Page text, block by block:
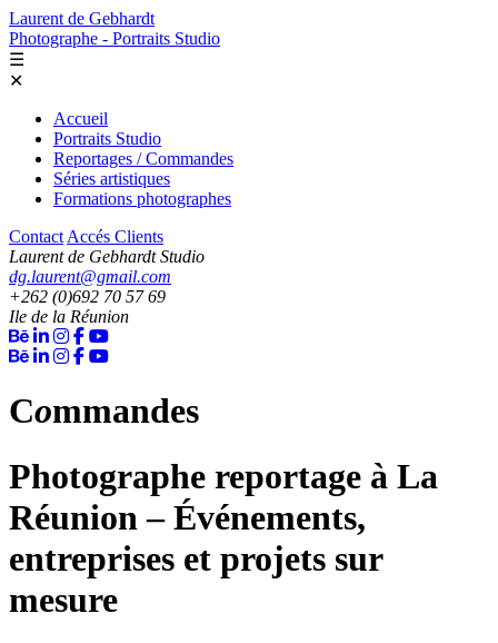
Laurent de Gebhardt
Photographe - Portraits Studio
☰
✕
Accueil
Portraits Studio
Reportages / Commandes
Séries artistiques
Formations photographes
Contact Accés Clients
Laurent de Gebhardt Studio
dg.laurent@gmail.com
+262 (0)692 70 57 69
Ile de la Réunion
Commandes
Photographe reportage à La
Réunion – Événements,
entreprises et projets sur
mesure